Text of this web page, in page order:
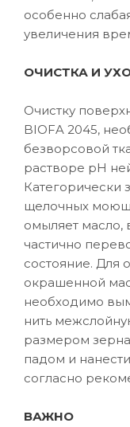
особенно
увеличения
ОЧИСТКА И
Очистку
BIOFA 2045,
безворсовой
растворе рН
Категорически
щелочных
омыляет масло,
частично
состояние. Для
окрашенной
необходимо
нить
размером
падом и
согласно
ВАЖНО